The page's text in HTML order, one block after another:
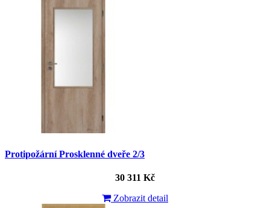
Protipožární Prosklenné dveře 2/3
30 311 Kč
Zobrazit detail